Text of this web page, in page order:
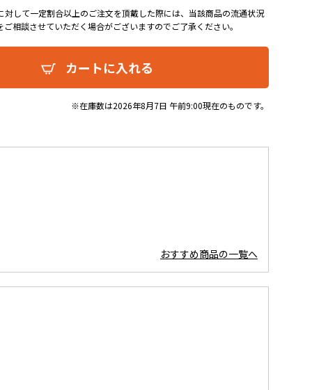
して一定割合以上のご注文を頂戴した際には、当該商品の流通状況
相談させていただく場合がございますのでご了承ください。
カートに入れる
※在庫数は2026年8月7日 午前9:00現在のものです。
おすすめ商品の一覧へ